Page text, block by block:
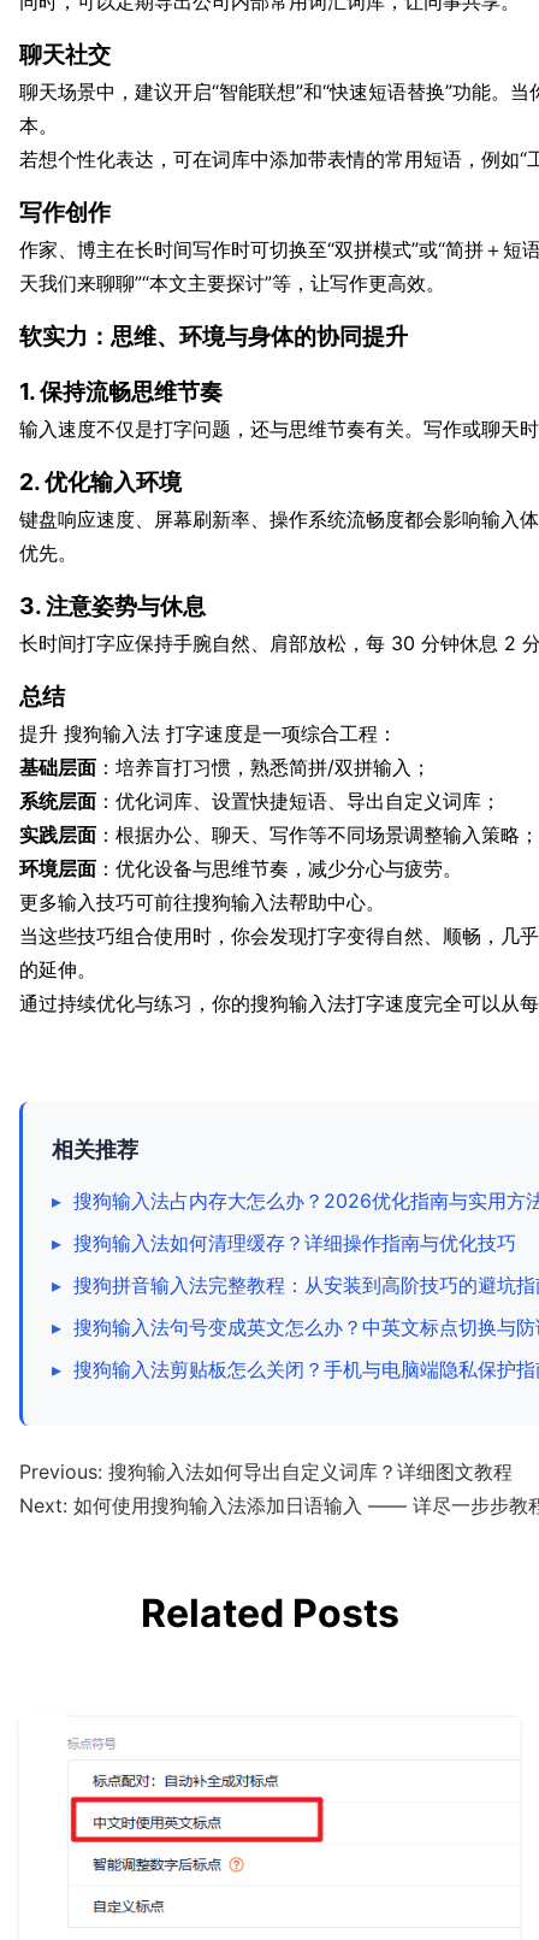
聊天社交
聊天场景中，建议开启“智能联想”和“快速短语替换”功能。
本。
若想个性化表达，可在词库中添加带表情的常用短语，例如
写作创作
作家、博主在长时间写作时可切换至“双拼模式”或“简拼＋短
天我们来聊聊”“本文主要探讨”等，让写作更高效。
软实力：思维、环境与身体的协同提升
1. 保持流畅思维节奏
输入速度不仅是打字问题，还与思维节奏有关。写作或聊天
2. 优化输入环境
键盘响应速度、屏幕刷新率、操作系统流畅度都会影响输入
优先。
3. 注意姿势与休息
长时间打字应保持手腕自然、肩部放松，每 30 分钟休息 2
总结
提升 搜狗输入法 打字速度是一项综合工程：
基础层面 ：培养盲打习惯，熟悉简拼/双拼输入；
系统层面 ：优化词库、设置快捷短语、导出自定义词库；
实践层面 ：根据办公、聊天、写作等不同场景调整输入策略；
环境层面 ：优化设备与思维节奏，减少分心与疲劳。
更多输入技巧可前往搜狗输入法帮助中心。
当这些技巧组合使用时，你会发现打字变得自然、顺畅，几
的延伸。
通过持续优化与练习，你的搜狗输入法打字速度完全可以从
相关推荐
▸ 搜狗输入法占内存大怎么办？2026优化指南与实用方
▸ 搜狗输入法如何清理缓存？详细操作指南与优化技巧
▸ 搜狗拼音输入法完整教程：从安装到高阶技巧的避坑
▸ 搜狗输入法句号变成英文怎么办？中英文标点切换与
▸ 搜狗输入法剪贴板怎么关闭？手机与电脑端隐私保护
Previous: 搜狗输入法如何导出自定义词库？详细图文教程
Next: 如何使用搜狗输入法添加日语输入 —— 详尽一步步教
Related Posts